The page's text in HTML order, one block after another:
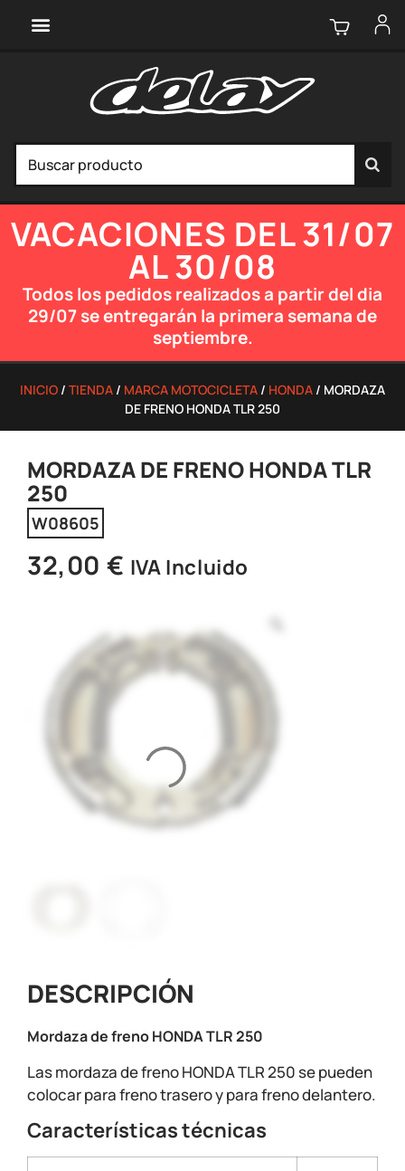
VACACIONES DEL 31/07
AL 30/08
Todos los pedidos realizados a partir del dia
29/07 se entregarán la primera semana de
septiembre.
INICIO / TIENDA / MARCA MOTOCICLETA / HONDA / MORDAZA
DE FRENO HONDA TLR 250
MORDAZA DE FRENO HONDA TLR
250
W08605
32,00 € IVA Incluido
DESCRIPCIÓN
Mordaza de freno HONDA TLR 250
Las mordaza de freno HONDA TLR 250 se pueden
colocar para freno trasero y para freno delantero.
Características técnicas